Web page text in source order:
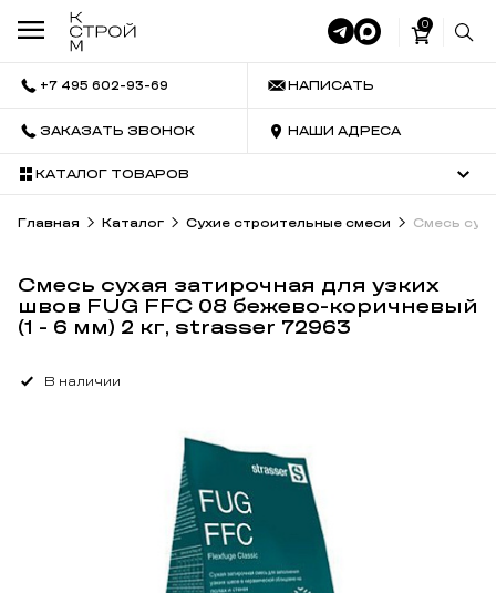
0
+7 495 602-93-69 НАПИСАТЬ
ЗАКАЗАТЬ ЗВОНОК НАШИ АДРЕСА
КАТАЛОГ ТОВАРОВ
Главная Каталог Сухие строительные смеси Смесь
Смесь сухая затирочная для узких
швов FUG FFC 08 бежево-коричневый
(1 - 6 мм) 2 кг, strasser 72963
В наличии